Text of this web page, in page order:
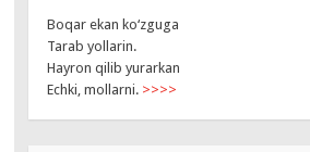
Boqar ekan ko‘zguga
Tarab yollarin.
Hayron qilib yurarkan
Echki, mollarni. >>>>